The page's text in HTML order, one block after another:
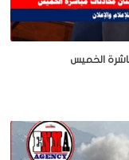
الخميس